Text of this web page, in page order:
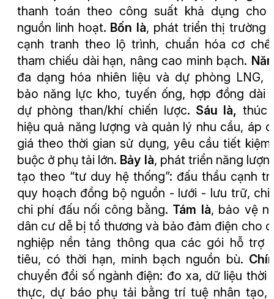
thanh toán theo công suất khả dụng cho
nguồn linh hoạt. Bốn là, phát triển thị trường
cạnh tranh theo lộ trình, chuẩn hóa cơ
tham chiếu dài hạn, nâng cao minh bạch.
đa dạng hóa nhiên liệu và dự phòng LNG,
bảo năng lực kho, tuyến ống, hợp đồng dài
dự phòng than/khí chiến lược. Sáu là, thúc
hiệu quả năng lượng và quản lý nhu cầu, áp
giá theo thời gian sử dụng, yêu cầu tiết
buộc ở phụ tải lớn. Bảy là, phát triển năng
tạo theo “tư duy hệ thống”: đấu thầu cạnh
quy hoạch đồng bộ nguồn - lưới - lưu trữ,
chi phí đấu nối công bằng. Tám là, bảo vệ
dân cư dễ bị tổ thương và bảo đảm điện cho
nghiệp nền tảng thông qua các gói hỗ trợ
tiêu, có thời hạn, minh bạch nguồn bù.
chuyển đổi số ngành điện: đo xa, dữ liệu thời
thực, dự báo phụ tải bằng trí tuệ nhân tạo,